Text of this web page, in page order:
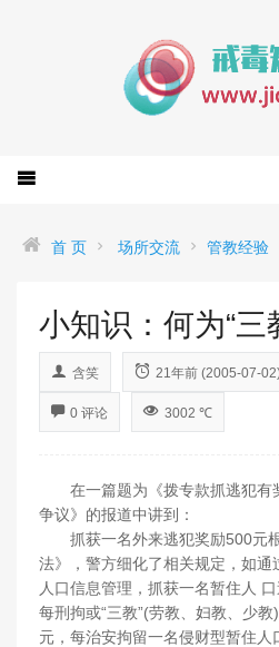
首 页 场所交流 管教经验
小知识：何为“三
含笑 21年前 (2005-07-
0 评论 3002 ℃
在一篇题为《拨专款抓逃犯有
争议》的报道中讲到：
抓获一名外来逃犯奖励500元
法》，警方细化了相关规定，如通
人口信息管理，抓获一名暂住人
每刑拘或“三教”(劳教、妇教、少
元，每治安拘留一名侵财型暂住人